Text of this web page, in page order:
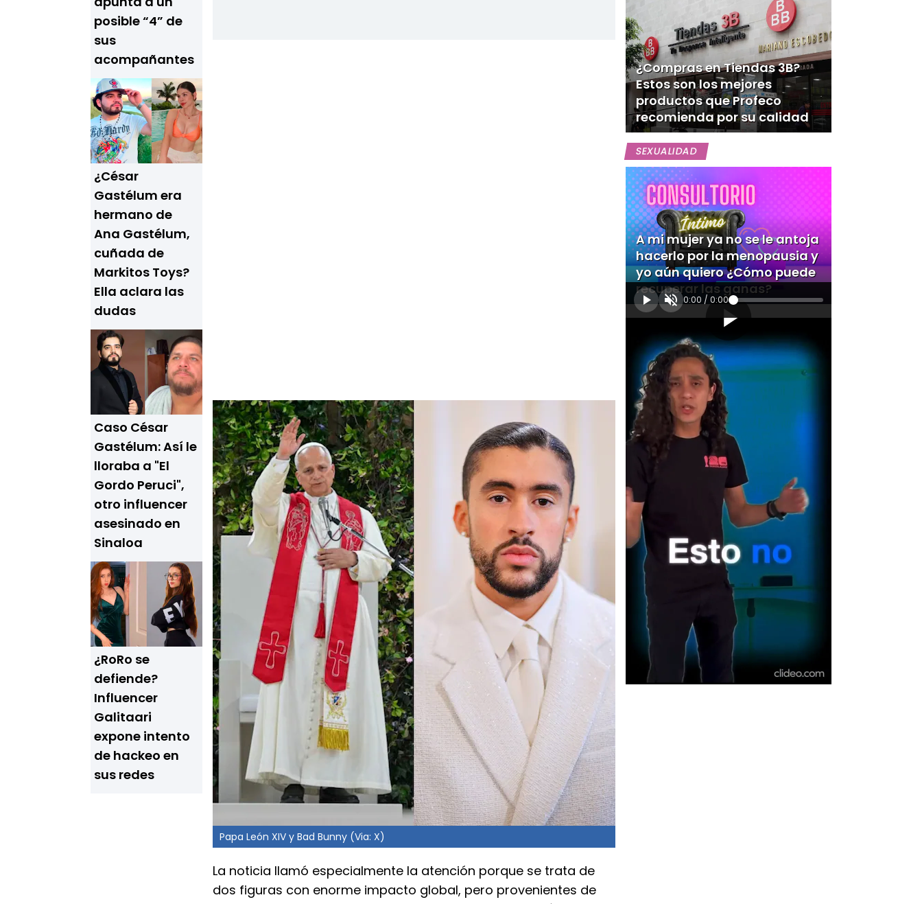
posible “4” de
sus
acompañantes
¿César
Gastélum era
hermano de
Ana Gastélum,
cuñada de
Markitos Toys?
Ella aclara las
dudas
Caso César
Gastélum: Así le
lloraba a "El
Gordo Peruci",
otro influencer
asesinado en
Sinaloa
¿RoRo se
defiende?
Influencer
Galitaari
expone intento
de hackeo en
sus redes
Papa León XIV y Bad Bunny (Via: X)
La noticia llamó especialmente la atención porque se trata de
dos figuras con enorme impacto global, pero provenientes de
¿Compras en Tiendas 3B?
Estos son los mejores
productos que Profeco
recomienda por su calidad
SEXUALIDAD
A mi mujer ya no se le antoja
hacerlo por la menopausia y
yo aún quiero ¿Cómo puede
recuperar las ganas?
0:00 / 0:00
[Publicidad]